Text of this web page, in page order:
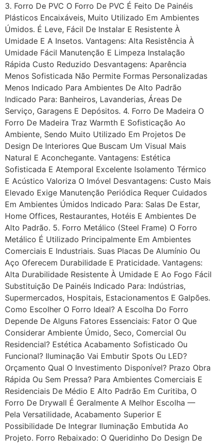
3. Forro De PVC O Forro De PVC É Feito De Painéis
Plásticos Encaixáveis, Muito Utilizado Em Ambientes
Úmidos. É Leve, Fácil De Instalar E Resistente À
Umidade E A Insetos. Vantagens: Alta Resistência À
Umidade Fácil Manutenção E Limpeza Instalação
Rápida Custo Reduzido Desvantagens: Aparência
Menos Sofisticada Não Permite Formas Personalizadas
Menos Indicado Para Ambientes De Alto Padrão
Indicado Para: Banheiros, Lavanderias, Áreas De
Serviço, Garagens E Depósitos. 4. Forro De Madeira O
Forro De Madeira Traz Warmth E Sofisticação Ao
Ambiente, Sendo Muito Utilizado Em Projetos De
Design De Interiores Que Buscam Um Visual Mais
Natural E Aconchegante. Vantagens: Estética
Sofisticada E Atemporal Excelente Isolamento Térmico
E Acústico Valoriza O Imóvel Desvantagens: Custo Mais
Elevado Exige Manutenção Periódica Requer Cuidados
Em Ambientes Úmidos Indicado Para: Salas De Estar,
Home Offices, Restaurantes, Hotéis E Ambientes De
Alto Padrão. 5. Forro Metálico (Steel Frame) O Forro
Metálico É Utilizado Principalmente Em Ambientes
Comerciais E Industriais. Suas Placas De Alumínio Ou
Aço Oferecem Durabilidade E Praticidade. Vantagens:
Alta Durabilidade Resistente À Umidade E Ao Fogo Fácil
Substituição De Painéis Indicado Para: Indústrias,
Supermercados, Hospitais, Estacionamentos E Galpões.
Como Escolher O Forro Ideal? A Escolha Do Forro
Depende De Alguns Fatores Essenciais: Fator O Que
Considerar Ambiente Úmido, Seco, Comercial Ou
Residencial? Estética Acabamento Sofisticado Ou
Funcional? Iluminação Vai Embutir Spots Ou LED?
Orçamento Qual O Investimento Disponível? Prazo Obra
Rápida Ou Sem Pressa? Para Ambientes Comerciais E
Residenciais De Médio E Alto Padrão Em Curitiba, O
Forro De Drywall É Geralmente A Melhor Escolha —
Pela Versatilidade, Acabamento Superior E
Possibilidade De Integrar Iluminação Embutida Ao
Projeto. Forro Rebaixado: O Queridinho Do Design De